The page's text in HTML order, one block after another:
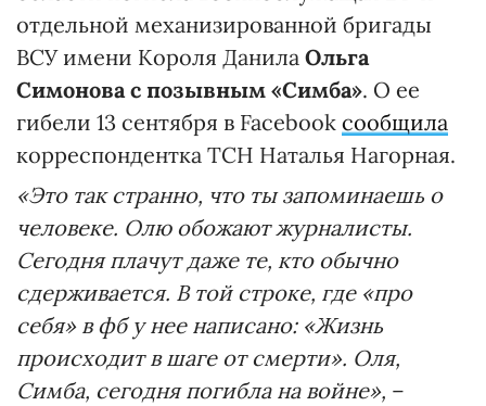
отдельной механизированной бригады
ВСУ имени Короля Данила Ольга
Симонова с позывным «Симба». О ее
гибели 13 сентября в Facebook сообщила
корреспондентка ТСН Наталья Нагорная.
«Это так странно, что ты запоминаешь о
человеке. Олю обожают журналисты.
Сегодня плачут даже те, кто обычно
сдерживается. В той строке, где «про
себя» в фб у нее написано: «Жизнь
происходит в шаге от смерти». Оля,
Симба, сегодня погибла на войне», –